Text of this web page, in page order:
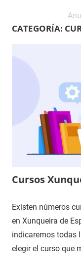
CATEGORÍA:
Cursos
Existen números
en Xunqueira de
indicaremos todas
elegir el curso que